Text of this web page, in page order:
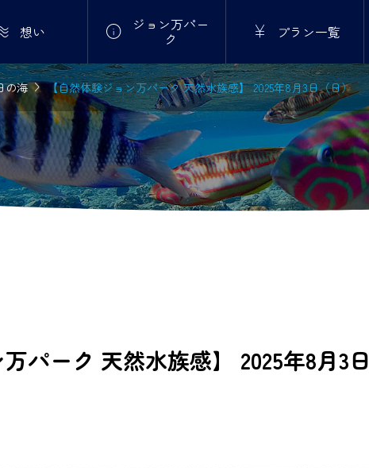
想い  ジョン万パー
ク  プラン一覧
の海【自然体験ジョン万パーク 天然水族感】 2025年8月3日（日）
万パーク 天然水族感】 2025年8月3日